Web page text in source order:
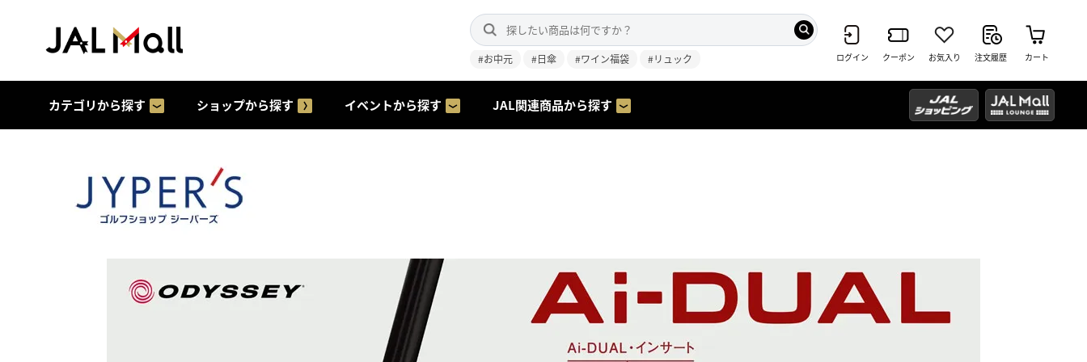
#お中元 #日傘 #ワイン福袋 #リュック ログイン クーポン お気入り 注文履歴 カート
カテゴリから探す ショップから探す イベントから探す JAL関連商品から探す